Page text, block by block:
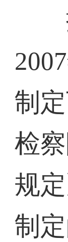
据
制
检
规
制